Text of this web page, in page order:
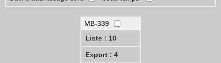
MB-339
Liste : 10
Export : 4